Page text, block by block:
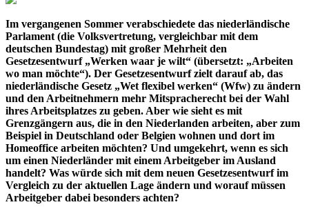
Im vergangenen Sommer verabschiedete das niederländische
Parlament (die Volksvertretung, vergleichbar mit dem
deutschen Bundestag) mit großer Mehrheit den
Gesetzesentwurf „Werken waar je wilt“ (übersetzt: „Arbeiten
wo man möchte“). Der Gesetzesentwurf zielt darauf ab, das
niederländische Gesetz „Wet flexibel werken“ (Wfw) zu ändern
und den Arbeitnehmern mehr Mitspracherecht bei der Wahl
ihres Arbeitsplatzes zu geben. Aber wie sieht es mit
Grenzgängern aus, die in den Niederlanden arbeiten, aber zum
Beispiel in Deutschland oder Belgien wohnen und dort im
Homeoffice arbeiten möchten? Und umgekehrt, wenn es sich
um einen Niederländer mit einem Arbeitgeber im Ausland
handelt? Was würde sich mit dem neuen Gesetzesentwurf im
Vergleich zu der aktuellen Lage ändern und worauf müssen
Arbeitgeber dabei besonders achten?